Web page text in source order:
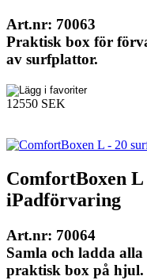
Art.nr: 70063
Praktisk box för
av surfplattor.
12550 SEK
ComfortBoxen
iPadförvaring
Art.nr: 70064
Samla och ladda
praktisk box på hjul.